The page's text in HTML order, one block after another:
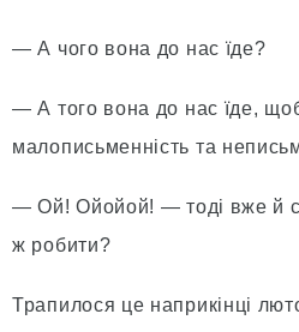
— А чого вона до нас їде?
— А того вона до нас їде,
малописьменність та
— Ой! Ойойой! — тоді вже й
ж робити?
Трапилося це наприкінці